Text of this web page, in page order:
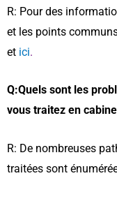
R: Pour des
et les points
et ici.
Q:Quels sont les
vous traitez en
R: De nombreuses
traitées sont